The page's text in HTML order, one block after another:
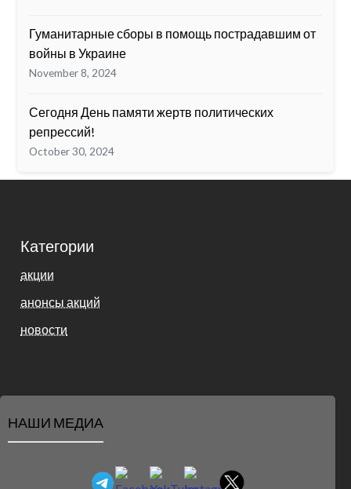
Гуманитарные сборы в помощь пострадавшим от
войны в Украине
November 8, 2024
Сегодня День памяти жертв политических
репрессий!
October 30, 2024
Категории
акции
анонсы акций
новости
НАШИ МЕДИА